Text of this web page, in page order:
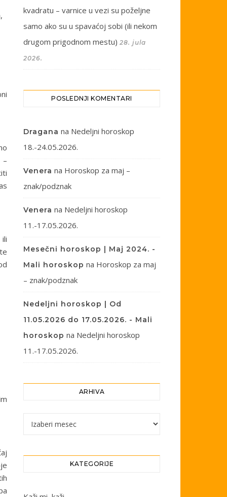
–
kvadratu – varnice u vezi su poželjne
samo ako su u spavaćoj sobi (ili nekom
drugom prigodnom mestu) 28. jula
2026.
POSLEDNJI KOMENTARI
Dragana na Nedeljni horoskop
18.-24.05.2026.
Venera na Horoskop za maj –
znak/podznak
Venera na Nedeljni horoskop
11.-17.05.2026.
Mesečni horoskop | Maj 2024. -
Mali horoskop na Horoskop za maj
– znak/podznak
Nedeljni horoskop | Od
11.05.2026 do 17.05.2026. - Mali
horoskop na Nedeljni horoskop
11.-17.05.2026.
ARHIVA
Arhiva
KATEGORIJE